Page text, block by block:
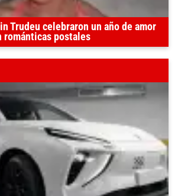
Trudeu celebraron un año de amor
románticas postales